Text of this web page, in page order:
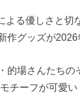
る優しさと切
グッズが2026
的場さんたち
チーフが可愛